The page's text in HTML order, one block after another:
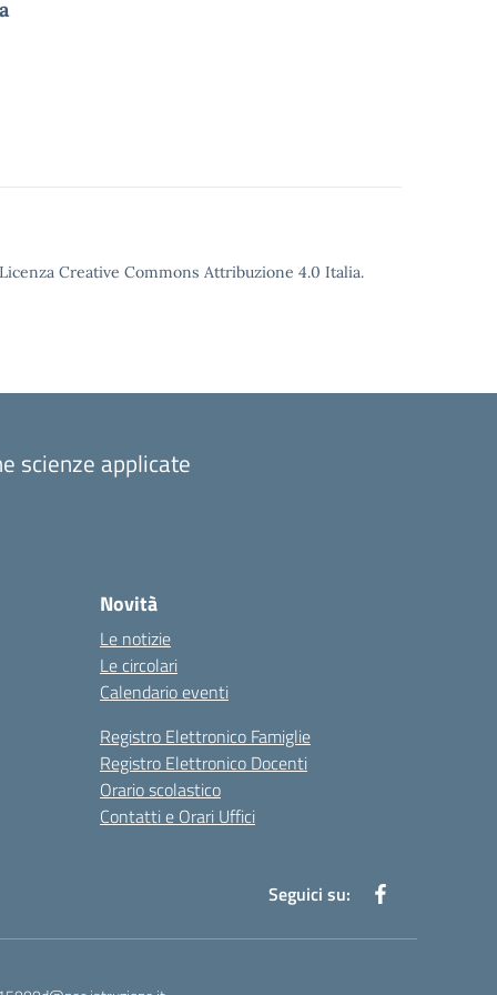
Creative Commons Attribuzione 4.0 Italia.
scienze applicate
Novità
Le notizie
Le circolari
Calendario eventi
Registro Elettronico Famiglie
Registro Elettronico Docenti
Orario scolastico
Contatti e Orari Uffici
Seguici su: